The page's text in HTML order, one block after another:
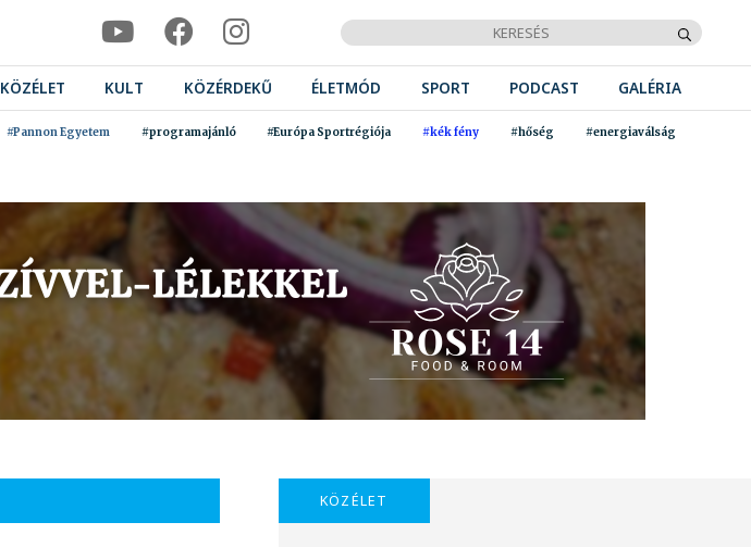
KÖZÉLET KULT KÖZÉRDEKŰ ÉLETMÓD SPORT PODCAST GALÉRIA
#Pannon Egyetem #programajánló #Európa Sportrégiója #kék fény #hőség #energiaválság
KÖZÉLET